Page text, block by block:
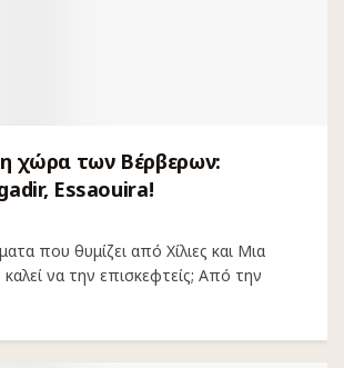
χώρα των Βέρβερων:
Essaouira!
που θυμίζει από Χίλιες και Μια
να την επισκεφτείς; Από την